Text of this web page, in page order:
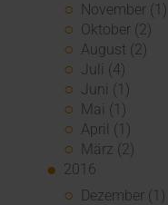
November (1)
Oktober (2)
August (2)
Juli (4)
Juni (1)
Mai (1)
April (1)
März (2)
2016
Dezember (1)